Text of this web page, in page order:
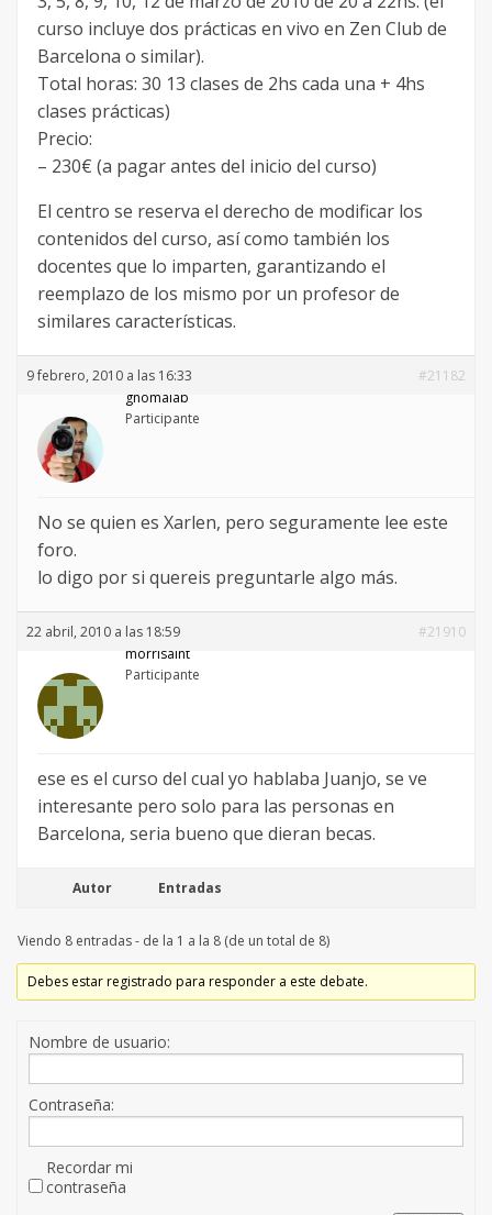
curso incluye dos prácticas en vivo en Zen Club de
Barcelona o similar).
Total horas: 30 13 clases de 2hs cada una + 4hs
clases prácticas)
Precio:
– 230€ (a pagar antes del inicio del curso)
El centro se reserva el derecho de modificar los
contenidos del curso, así como también los
docentes que lo imparten, garantizando el
reemplazo de los mismo por un profesor de
similares características.
9 febrero, 2010 a las 16:33
#21182
gnomalab
Participante
No se quien es Xarlen, pero seguramente lee este
foro.
lo digo por si quereis preguntarle algo más.
22 abril, 2010 a las 18:59
#21910
morrisaint
Participante
ese es el curso del cual yo hablaba Juanjo, se ve
interesante pero solo para las personas en
Barcelona, seria bueno que dieran becas.
Autor Entradas
Viendo 8 entradas - de la 1 a la 8 (de un total de 8)
Debes estar registrado para responder a este debate.
Nombre de usuario:
Contraseña:
Recordar mi
contraseña